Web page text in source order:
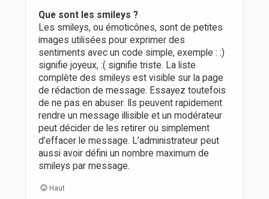
Que sont les smileys ?
Les smileys, ou émoticônes, sont de petites
images utilisées pour exprimer des
sentiments avec un code simple, exemple : :)
signifie joyeux, :( signifie triste. La liste
complète des smileys est visible sur la page
de rédaction de message. Essayez toutefois
de ne pas en abuser. Ils peuvent rapidement
rendre un message illisible et un modérateur
peut décider de les retirer ou simplement
d’effacer le message. L’administrateur peut
aussi avoir défini un nombre maximum de
smileys par message.
Haut